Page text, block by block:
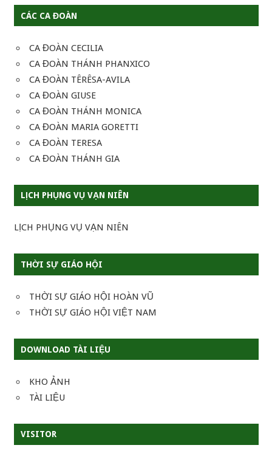
CÁC CA ĐOÀN
CA ĐOÀN CECILIA
CA ĐOÀN THÁNH PHANXICO
CA ĐOÀN TÊRÊSA-AVILA
CA ĐOÀN GIUSE
CA ĐOÀN THÁNH MONICA
CA ĐOÀN MARIA GORETTI
CA ĐOÀN TERESA
CA ĐOÀN THÁNH GIA
LỊCH PHỤNG VỤ VẠN NIÊN
LỊCH PHỤNG VỤ VẠN NIÊN
THỜI SỰ GIÁO HỘI
THỜI SỰ GIÁO HỘI HOÀN VŨ
THỜI SỰ GIÁO HỘI VIỆT NAM
DOWNLOAD TÀI LIỆU
KHO ẢNH
TÀI LIỆU
VISITOR